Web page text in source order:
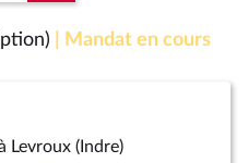
| Mandat en cours
Levroux (Indre)